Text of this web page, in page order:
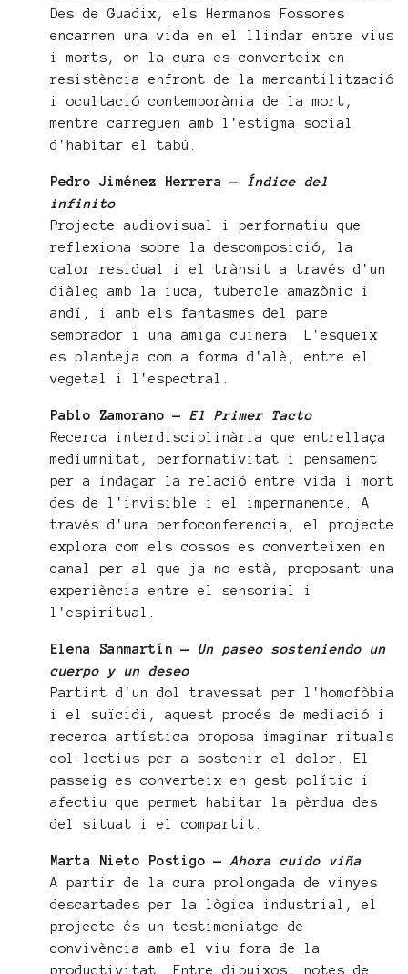
Des de Guadix, els Hermanos Fossores
encarnen una vida en el llindar entre vius
i morts, on la cura es converteix en
resistència enfront de la mercantilització
i ocultació contemporània de la mort,
mentre carreguen amb l'estigma social
d'habitar el tabú.
Pedro Jiménez Herrera — Índice del
infinito
Projecte audiovisual i performatiu que
reflexiona sobre la descomposició, la
calor residual i el trànsit a través d'un
diàleg amb la iuca, tubercle amazònic i
andí, i amb els fantasmes del pare
sembrador i una amiga cuinera. L'esqueix
es planteja com a forma d'alè, entre el
vegetal i l'espectral.
Pablo Zamorano — El Primer Tacto
Recerca interdisciplinària que entrellaça
mediumnitat, performativitat i pensament
per a indagar la relació entre vida i mort
des de l'invisible i el impermanente. A
través d'una perfoconferencia, el projecte
explora com els cossos es converteixen en
canal per al que ja no està, proposant una
experiència entre el sensorial i
l'espiritual.
Elena Sanmartín — Un paseo sosteniendo un
cuerpo y un deseo
Partint d'un dol travessat per l'homofòbia
i el suïcidi, aquest procés de mediació i
recerca artística proposa imaginar rituals
col·lectius per a sostenir el dolor. El
passeig es converteix en gest polític i
afectiu que permet habitar la pèrdua des
del situat i el compartit.
Marta Nieto Postigo — Ahora cuido viña
A partir de la cura prolongada de vinyes
descartades per la lògica industrial, el
projecte és un testimoniatge de
convivència amb el viu fora de la
productivitat. Entre dibuixos, notes de